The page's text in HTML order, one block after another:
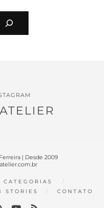
| Desde 2009
CATEGORIAS
STORIES CONTATO